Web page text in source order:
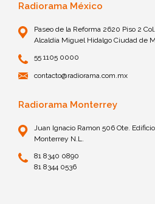
Radiorama México
Paseo de la Reforma 2620 Piso 2
Alcaldía Miguel Hidalgo Ciudad de
55 1105 0000
contacto@radiorama.com.mx
Radiorama Monterrey
Juan Ignacio Ramon 506 Ote.
Monterrey N.L.
81 8340 0890
81 8344 0536